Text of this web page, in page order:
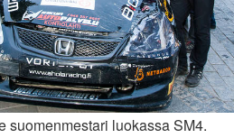
suomenmestari luokassa SM4.